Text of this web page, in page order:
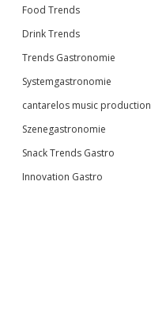
Food Trends
Drink Trends
Trends Gastronomie
Systemgastronomie
cantarelos music production
Szenegastronomie
Snack Trends Gastro
Innovation Gastro